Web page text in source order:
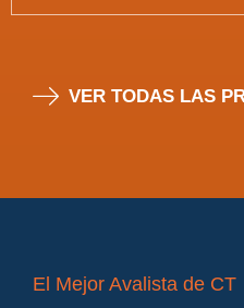
VER TODAS LAS
El Mejor Avalista de CT